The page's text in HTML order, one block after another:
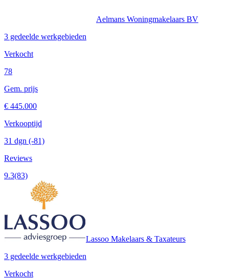
Aelmans Woningmakelaars BV
3 gedeelde werkgebieden
Verkocht
78
Gem. prijs
€ 445.000
Verkooptijd
31 dgn (-81)
Reviews
9.3(83)
Lassoo Makelaars & Taxateurs
3 gedeelde werkgebieden
Verkocht